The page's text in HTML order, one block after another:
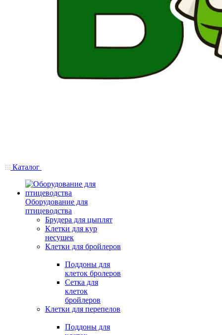
Каталог
Оборудование для
птицеводства
Брудера для цыплят
Клетки для кур
несушек
Клетки для бройлеров
Поддоны для
клеток бролеров
Сетка для
клеток
бройлеров
Клетки для перепелов
Поддоны для